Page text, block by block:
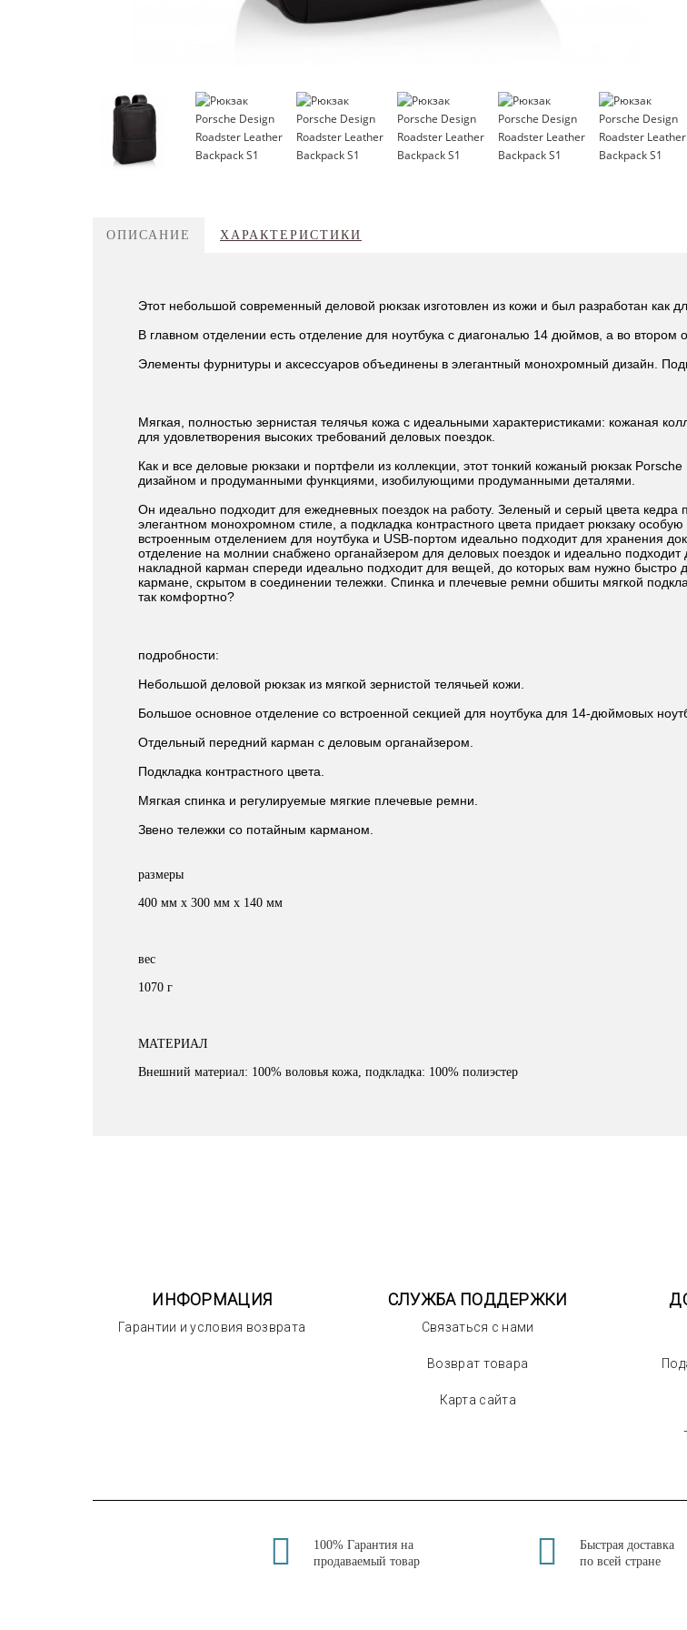
ОПИСАНИЕ ХАРАКТЕРИСТИКИ
Этот небольшой современный деловой рюкзак изготовлен из кожи и был разработан как
В главном отделении есть отделение для ноутбука с диагональю 14 дюймов, а во втором
Элементы фурнитуры и аксессуаров объединены в элегантный монохромный дизайн.
Мягкая, полностью зернистая телячья кожа с идеальными характеристиками: кожаная
для удовлетворения высоких требований деловых поездок.
Как и все деловые рюкзаки и портфели из коллекции, этот тонкий кожаный рюкзак
дизайном и продуманными функциями, изобилующими продуманными деталями.
Он идеально подходит для ежедневных поездок на работу. Зеленый и серый цвета кедра
элегантном монохромном стиле, а подкладка контрастного цвета придает рюкзаку
встроенным отделением для ноутбука и USB-портом идеально подходит для хранения
отделение на молнии снабжено органайзером для деловых поездок и идеально
накладной карман спереди идеально подходит для вещей, до которых вам нужно
кармане, скрытом в соединении тележки. Спинка и плечевые ремни обшиты мягкой
так комфортно?
подробности:
Небольшой деловой рюкзак из мягкой зернистой телячьей кожи.
Большое основное отделение со встроенной секцией для ноутбука для 14-дюймовых
Отдельный передний карман с деловым органайзером.
Подкладка контрастного цвета.
Мягкая спинка и регулируемые мягкие плечевые ремни.
Звено тележки со потайным карманом.
размеры
400 мм x 300 мм x 140 мм
вес
1070 г
МАТЕРИАЛ
Внешний материал: 100% воловья кожа, подкладка: 100% полиэстер
ИНФОРМАЦИЯ
Гарантии и условия возврата
СЛУЖБА ПОДДЕРЖКИ
Связаться с нами
Возврат товара
Карта сайта
100% Гарантия на
продаваемый товар
Быстрая доставка
по всей стране